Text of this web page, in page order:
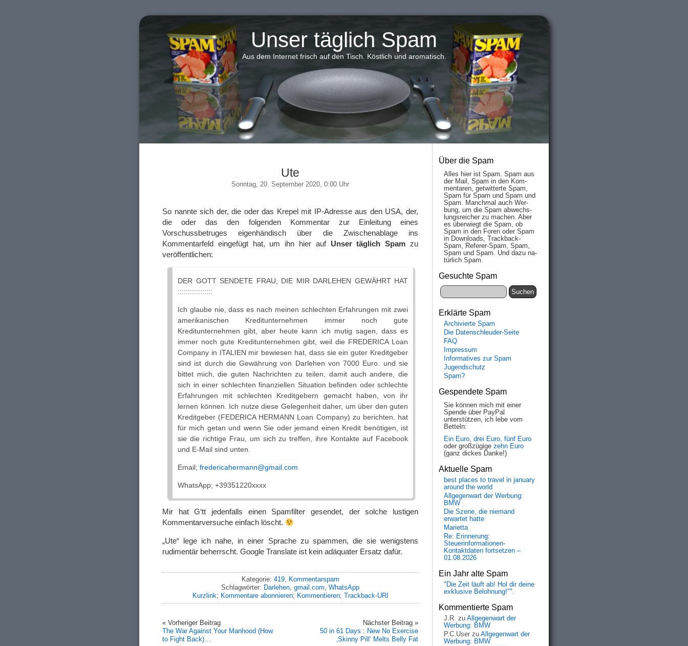
Unser täglich Spam
Aus dem Internet frisch auf den Tisch. Köstlich und aromatisch.
Ute
Sonntag, 20. September 2020, 0:00 Uhr
So nannte sich der, die oder das Krepel mit IP-Adresse aus den USA, der,
die oder das den folgenden Kommentar zur Einleitung eines
Vorschussbetruges eigenhändisch über die Zwischenablage ins
Kommentarfeld eingefügt hat, um ihn hier auf Unser täglich Spam zu
veröffentlichen:
DER GOTT SENDETE FRAU, DIE MIR DARLEHEN GEWÄHRT HAT
:::::::::::::::::
Ich glaube nie, dass es nach meinen schlechten Erfahrungen mit zwei
amerikanischen Kreditunternehmen immer noch gute
Kreditunternehmen gibt, aber heute kann ich mutig sagen, dass es
immer noch gute Kreditunternehmen gibt, weil die FREDERICA Loan
Company in ITALIEN mir bewiesen hat, dass sie ein guter Kreditgeber
sind ist durch die Gewährung von Darlehen von 7000 Euro. und sie
bittet mich, die guten Nachrichten zu teilen, damit auch andere, die
sich in einer schlechten finanziellen Situation befinden oder schlechte
Erfahrungen mit schlechten Kreditgebern gemacht haben, von ihr
lernen können. Ich nutze diese Gelegenheit daher, um über den guten
Kreditgeber (FEDERICA HERMANN Loan Company) zu berichten. hat
für mich getan und wenn Sie oder jemand einen Kredit benötigen, ist
sie die richtige Frau, um sich zu treffen, ihre Kontakte auf Facebook
und E-Mail sind unten.
Email; fredericahermann@gmail.com
WhatsApp; +39351220xxxx
Mir hat G‘tt jedenfalls einen Spamfilter gesendet, der solche lustigen
Kommentarversuche einfach löscht.
„Ute“ lege ich nahe, in einer Sprache zu spammen, die sie wenigstens
rudimentär beherrscht. Google Translate ist kein adäquater Ersatz dafür.
Kategorie: 419, Kommentarspam
Schlagwörter: Darlehen, gmail.com, WhatsApp
Kurzlink; Kommentare abonnieren; Kommentieren; Trackback-URI
« Vorheriger Beitrag
The War Against Your Manhood (How
to Fight Back)…
Nächster Beitrag »
50 in 61 Days : New No Exercise
‚Skinny Pill‘ Melts Belly Fat
Über die Spam
Alles hier ist Spam. Spam aus
der Mail, Spam in den Kom­
men­taren, ge­twit­ter­te Spam,
Spam für Spam und Spam und
Spam. Manch­mal auch Wer­
bung, um die Spam ab­wechs­
lungs­reich­er zu mach­en. Aber
es über­wiegt die Spam, ob
Spam in den Fo­ren oder Spam
in Down­loads, Track­back-
Spam, Re­fe­rer-Spam, Spam,
Spam und Spam. Und da­zu na­
tür­lich Spam.
Gesuchte Spam
Erklärte Spam
Archivierte Spam
Die Datenschleuder-Seite
FAQ
Impressum
Informatives zur Spam
Jugendschutz
Spam?
Gespendete Spam
Sie können mich mit einer
Spende über PayPal
unterstützen, ich lebe vom
Betteln:
Ein Euro, drei Euro, fünf Euro
oder großzügige zehn Euro
(ganz dickes Danke!)
Aktuelle Spam
best places to travel in january
around the world
Allgegenwart der Werbung:
BMW
Die Szene, die niemand
erwartet hatte
Marietta
Re: Erinnerung:
Steuerinformationen-
Kontaktdaten fortsetzen –
01.08.2026
Ein Jahr alte Spam
"Die Zeit läuft ab! Hol dir deine
exklusive Belohnung!"".
Kommentierte Spam
J.R. zu Allgegenwart der
Werbung: BMW
P.C.User zu Allgegenwart der
Werbung: BMW